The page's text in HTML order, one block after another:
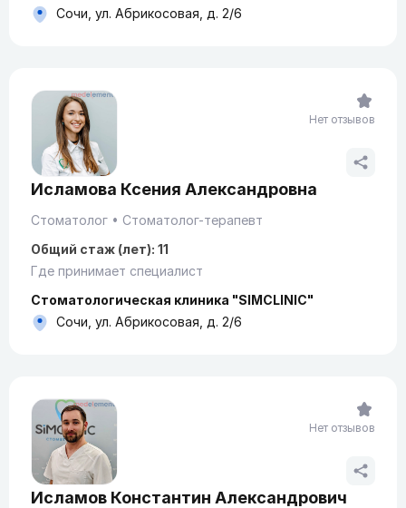
Сочи, ул. Абрикосовая, д. 2/6
Исламова Ксения Александровна
Стоматолог
Стоматолог-терапевт
Общий стаж (лет): 11
Где принимает специалист
Стоматологическая клиника "SIMCLINIC"
Сочи, ул. Абрикосовая, д. 2/6
Нет отзывов
Исламов Константин Александрович
Нет отзывов